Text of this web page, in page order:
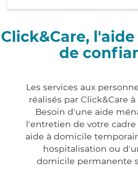
Click&Care,
de
Les services aux
réalisés par Click&Care
Besoin d'une aide
l'entretien de votre cadre
aide à domicile
hospitalisation ou
domicile permanente